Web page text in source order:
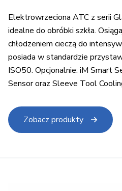
Elektrowrzeciona ATC z serii
idealne do obróbki szkła.
chłodzeniem cieczą do
posiada w standardzie
ISO50. Opcjonalnie: iM Smart
Sensor oraz Sleeve Tool
Zobacz produkty